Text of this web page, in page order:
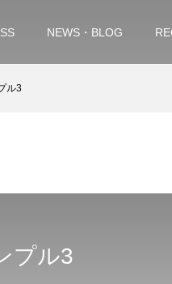
NEWS・BLOG
ル3
プル3